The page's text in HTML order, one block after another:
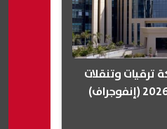
ترقيات وتنقلات